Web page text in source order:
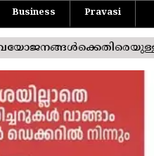
Business Pravasi